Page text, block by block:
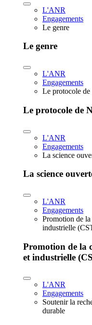
L'ANR
Engagements
Le genre
Le genre
L'ANR
Engagements
Le protocole de
Le protocole de
L'ANR
Engagements
La science
La science
L'ANR
Engagements
Promotion de
industrielle
Promotion de la
et industrielle
L'ANR
Engagements
Soutenir la
durable